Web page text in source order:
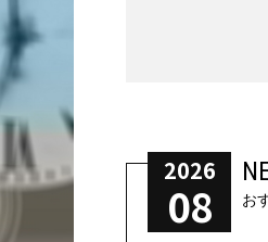
2026
08 お